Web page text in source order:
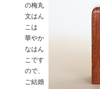
の梅丸
文はん
こは
華やか
なはん
こです
ので、
ご結婚